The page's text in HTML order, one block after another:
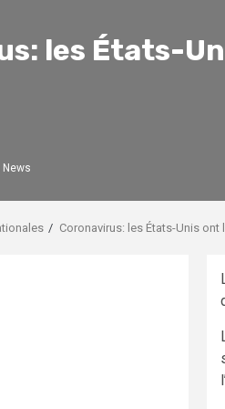
les États-
News
Coronavirus: les États-Unis